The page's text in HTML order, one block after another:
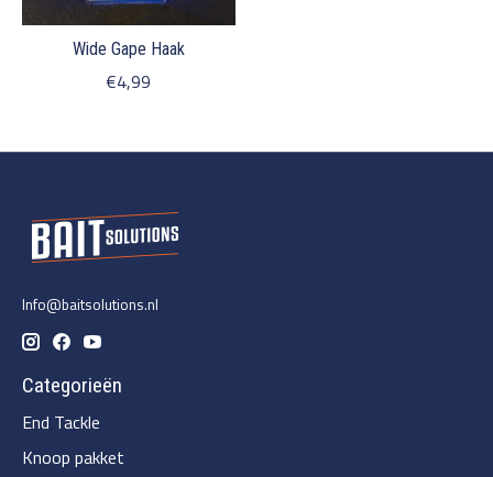
Wide Gape Haak
€4,99
Info@baitsolutions.nl
Categorieën
End Tackle
Knoop pakket